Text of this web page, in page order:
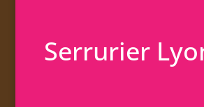
Serrurier